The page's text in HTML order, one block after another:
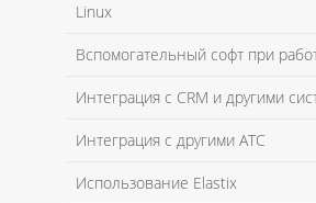
Я даю согласие на обработку моих
в соответствии сПолитикой в отношении
Я даю согласие на обработку моих
в соответствии с Политикой в отношении
Linux
Вспомогательный софт при
Интеграция с CRM и другими
Интеграция с другими АТС
Использование Elastix